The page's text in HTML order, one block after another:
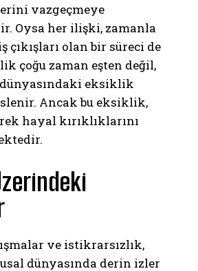
vazgeçmeye
Oysa her ilişki, zamanla
çıkışları olan bir süreci de
çoğu zaman eşten değil,
eksiklik
Ancak bu eksiklik,
hayal kırıklıklarını
ve istikrarsızlık,
dünyasında derin izler